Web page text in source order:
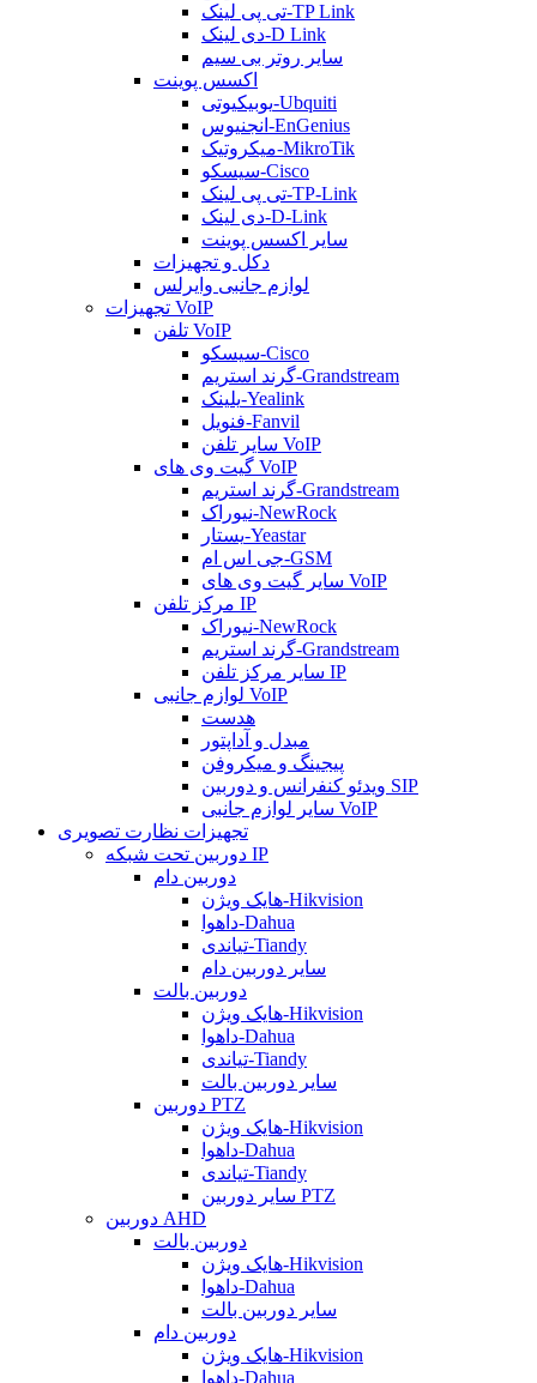
تی پی لینک-TP Link
دی لینک-D Link
سایر روتر بی سیم
اکسس پوینت
یوبیکیوتی-Ubquiti
انجنیوس-EnGenius
میکروتیک-MikroTik
سیسکو-Cisco
تی پی لینک-TP-Link
دی لینک-D-Link
سایر اکسس پوینت
دکل و تجهیزات
لوازم جانبی وایرلس
تجهیزات VoIP
تلفن VoIP
سیسکو-Cisco
گرند استریم-Grandstream
یلینک-Yealink
فنویل-Fanvil
سایر تلفن VoIP
گیت وی های VoIP
گرند استریم-Grandstream
نیوراک-NewRock
یستار-Yeastar
جی اس ام-GSM
سایر گیت وی های VoIP
مرکز تلفن IP
نیوراک-NewRock
گرند استریم-Grandstream
سایر مرکز تلفن IP
لوازم جانبی VoIP
هدست
مبدل و آداپتور
پیجینگ و میکروفن
ویدئو کنفرانس و دوربین SIP
سایر لوازم جانبی VoIP
تجهیزات نظارت تصویری
دوربین تحت شبکه IP
دوربین دام
هایک ویژن-Hikvision
داهوا-Dahua
تیاندی-Tiandy
سایر دوربین دام
دوربین بالت
هایک ویژن-Hikvision
داهوا-Dahua
تیاندی-Tiandy
سایر دوربین بالت
دوربین PTZ
هایک ویژن-Hikvision
داهوا-Dahua
تیاندی-Tiandy
سایر دوربین PTZ
دوربین AHD
دوربین بالت
هایک ویژن-Hikvision
داهوا-Dahua
سایر دوربین بالت
دوربین دام
هایک ویژن-Hikvision
داهوا-Dahua